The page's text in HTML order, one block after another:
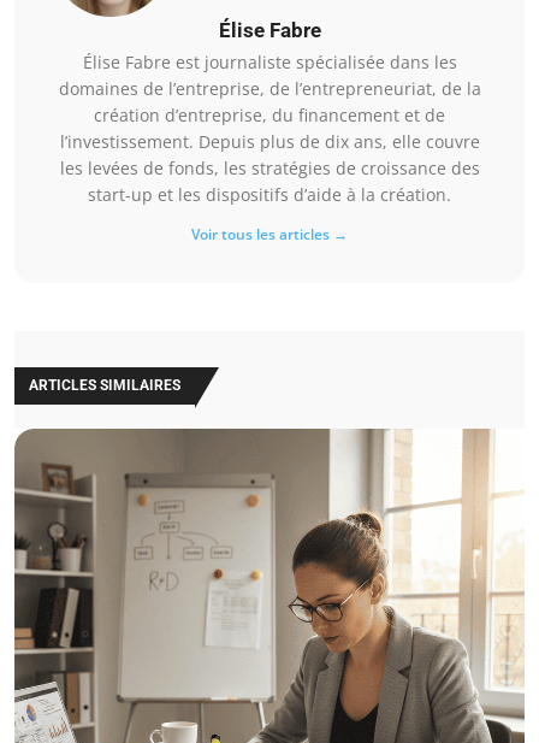
Élise Fabre
Élise Fabre est journaliste spécialisée dans les
domaines de l’entreprise, de l’entrepreneuriat, de la
création d’entreprise, du financement et de
l’investissement. Depuis plus de dix ans, elle couvre
les levées de fonds, les stratégies de croissance des
start-up et les dispositifs d’aide à la création.
Voir tous les articles →
ARTICLES SIMILAIRES